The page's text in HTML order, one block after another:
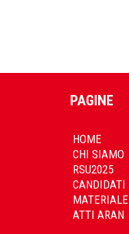
PAGINE
HOME
CHI SIAMO
RSU2025
CANDIDATI
MATERIALE
ATTI ARAN